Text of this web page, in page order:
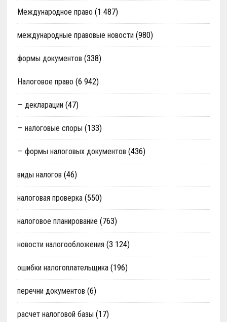
Международное право (1 487)
международные правовые новости (980)
формы документов (338)
Налоговое право (6 942)
— декларации (47)
— налоговые споры (133)
— формы налоговых документов (436)
виды налогов (46)
налоговая проверка(550)
налоговое планирование (763)
новости налогообложения (3 124)
ошибки налогоплательщика(196)
перечни документов (6)
расчет налоговой базы (17)